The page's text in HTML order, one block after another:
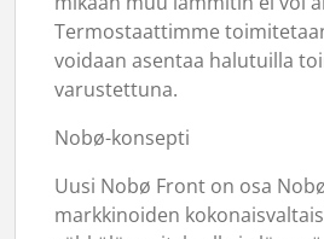
Termostaattimme
voidaan asentaa halutuilla
varustettuna.
Nobø-konsepti
Uusi Nobø Front on osa
markkinoiden